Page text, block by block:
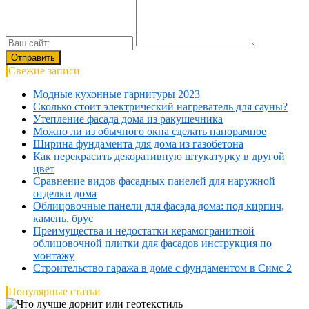
Свежие записи
Модные кухонные гарнитуры 2023
Сколько стоит электрический нагреватель для сауны?
Утепление фасада дома из ракушечника
Можно ли из обычного окна сделать панорамное
Ширина фундамента для дома из газобетона
Как перекрасить декоративную штукатурку в другой
цвет
Сравнение видов фасадных панелей для наружной
отделки дома
Облицовочные панели для фасада дома: под кирпич,
камень, брус
Преимущества и недостатки керамогранитной
облицовочной плитки для фасадов инструкция по
монтажу
Строительство гаража в доме с фундаментом в Симс 2
Популярные статьи